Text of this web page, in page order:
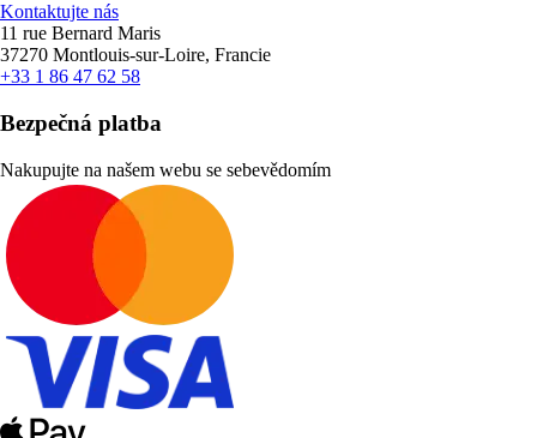
Kontaktujte nás
11 rue Bernard Maris
37270 Montlouis-sur-Loire, Francie
+33 1 86 47 62 58
Bezpečná platba
Nakupujte na našem webu se sebevědomím